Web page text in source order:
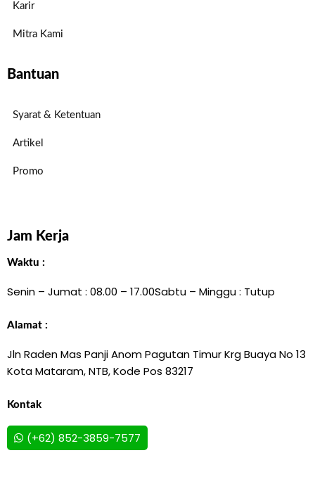
Karir
Mitra Kami
Bantuan
Syarat & Ketentuan
Artikel
Promo
Jam Kerja
Waktu :
Senin – Jumat : 08.00 – 17.00Sabtu – Minggu : Tutup
Alamat :
Jln Raden Mas Panji Anom Pagutan Timur Krg Buaya No 13
Kota Mataram, NTB, Kode Pos 83217
Kontak
(+62) 852-3859-7577